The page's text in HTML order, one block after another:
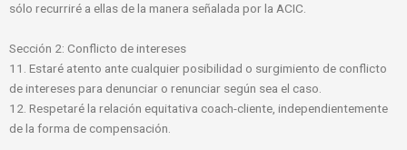
sólo recurriré a ellas de la manera señalada por la ACIC.
Sección 2: Conflicto de intereses
11. Estaré atento ante cualquier posibilidad o surgimiento de conflicto
de intereses para denunciar o renunciar según sea el caso.
12. Respetaré la relación equitativa coach-cliente, independientemente
de la forma de compensación.